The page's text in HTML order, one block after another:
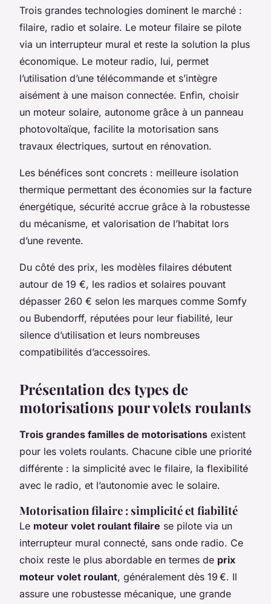
Trois grandes technologies dominent le marché :
filaire, radio et solaire. Le moteur filaire se pilote
via un interrupteur mural et reste la solution la plus
économique. Le moteur radio, lui, permet
l’utilisation d’une télécommande et s’intègre
aisément à une maison connectée. Enfin, choisir
un moteur solaire, autonome grâce à un panneau
photovoltaïque, facilite la motorisation sans
travaux électriques, surtout en rénovation.
Les bénéfices sont concrets : meilleure isolation
thermique permettant des économies sur la facture
énergétique, sécurité accrue grâce à la robustesse
du mécanisme, et valorisation de l’habitat lors
d’une revente.
Du côté des prix, les modèles filaires débutent
autour de 19 €, les radios et solaires pouvant
dépasser 260 € selon les marques comme Somfy
ou Bubendorff, réputées pour leur fiabilité, leur
silence d’utilisation et leurs nombreuses
compatibilités d’accessoires.
Présentation des types de
motorisations pour volets roulants
Trois grandes familles de motorisations existent
pour les volets roulants. Chacune cible une priorité
différente : la simplicité avec le filaire, la flexibilité
avec le radio, et l’autonomie avec le solaire.
Motorisation filaire : simplicité et fiabilité
Le moteur volet roulant filaire se pilote via un
interrupteur mural connecté, sans onde radio. Ce
choix reste le plus abordable en termes de prix
moteur volet roulant, généralement dès 19 €. Il
assure une robustesse mécanique, une grande